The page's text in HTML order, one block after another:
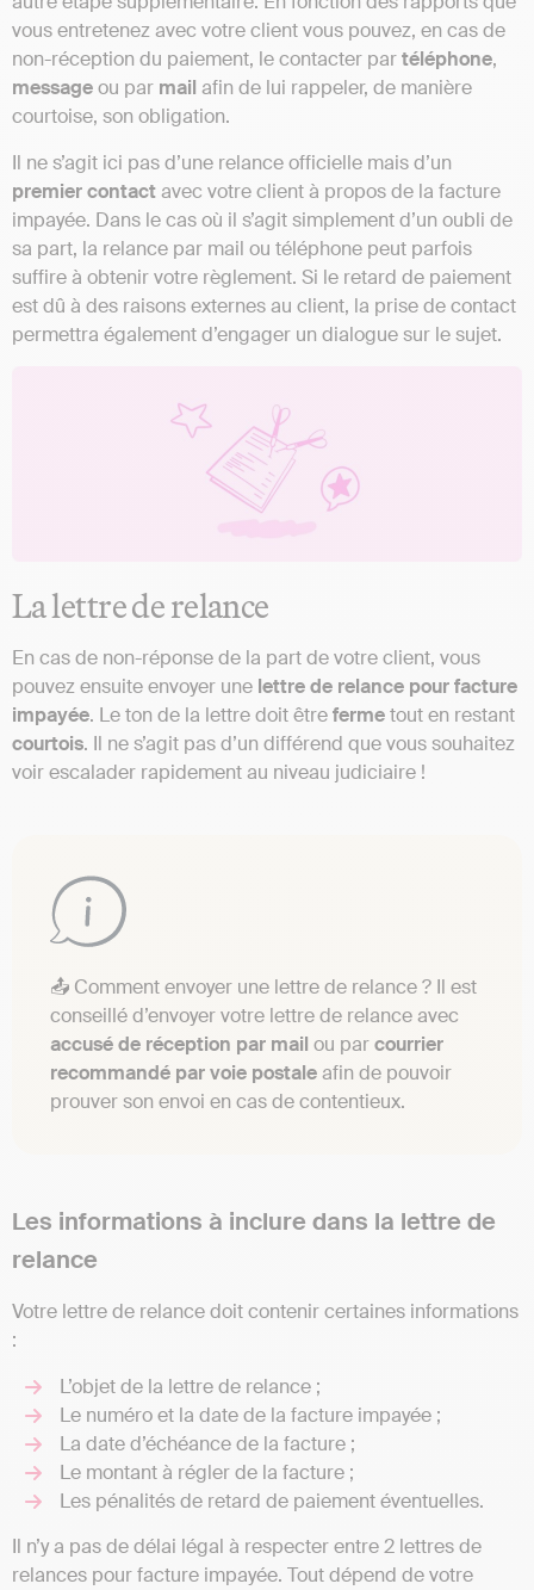
vous entretenez avec votre client vous pouvez, en cas de
non-réception du paiement, le contacter partéléphone,
messageou par mail afin de lui rappeler, de manière
courtoise, son obligation.
Il ne s’agit ici pas d’une relance officielle mais d’un
premier contactavec votre client à propos de la facture
impayée. Dans le cas où il s’agit simplement d’un oubli de
sa part, la relance par mail ou téléphone peut parfois
suffire à obtenir votre règlement. Si le retard de paiement
est dû à des raisons externes au client, la prise de contact
permettra également d’engager un dialogue sur le sujet.
La lettre de relance
En cas de non-réponse de la part de votre client, vous
pouvez ensuite envoyer une lettre de relance pour facture
impayée. Le ton de la lettre doit êtrefermetout en restant
courtois. Il ne s’agit pas d’un différend que vous souhaitez
voir escalader rapidement au niveau judiciaire !
📤 Comment envoyer une lettre de relance ? Il est
conseillé d’envoyer votre lettre de relance avec
accusé de réception par mail ou parcourrier
recommandé par voie postaleafin de pouvoir
prouver son envoi en cas de contentieux.
Les informations à inclure dans la lettre de
relance
Votre lettre de relance doit contenir certaines informations
:
L’objet de la lettre de relance ;
Le numéro et la date de la facture impayée ;
La date d’échéance de la facture ;
Le montant à régler de la facture ;
Les pénalités de retard de paiement éventuelles.
Il n’y a pas de délai légal à respecter entre 2 lettres de
relances pour facture impayée. Tout dépend de votre